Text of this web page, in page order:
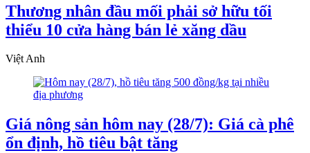
Thương nhân đầu mối phải sở hữu tối
thiểu 10 cửa hàng bán lẻ xăng dầu
Việt Anh
Giá nông sản hôm nay (28/7): Giá cà phê
ổn định, hồ tiêu bật tăng